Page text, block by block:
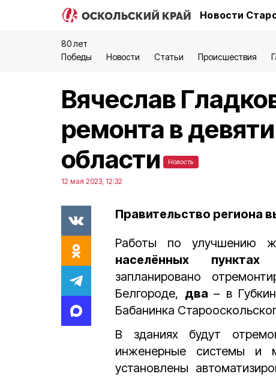
Новости
80 лет
Победы
Новости Статьи Происшествия
Вячеслав
ремонта в
области
Новость
12 мая 2023, 12:32
Правительство региона
Работы по улучшению
населённых пунктах
запланировано
Белгороде, два – в
Бабанинка
В зданиях будут
инженерные системы и
установлены